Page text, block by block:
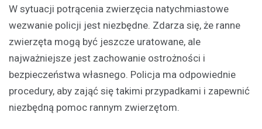
W sytuacji potrącenia zwierzęcia natychmiastowe
wezwanie policji jest niezbędne. Zdarza się, że ranne
zwierzęta mogą być jeszcze uratowane, ale
najważniejsze jest zachowanie ostrożności i
bezpieczeństwa własnego. Policja ma odpowiednie
procedury, aby zająć się takimi przypadkami i zapewnić
niezbędną pomoc rannym zwierzętom.